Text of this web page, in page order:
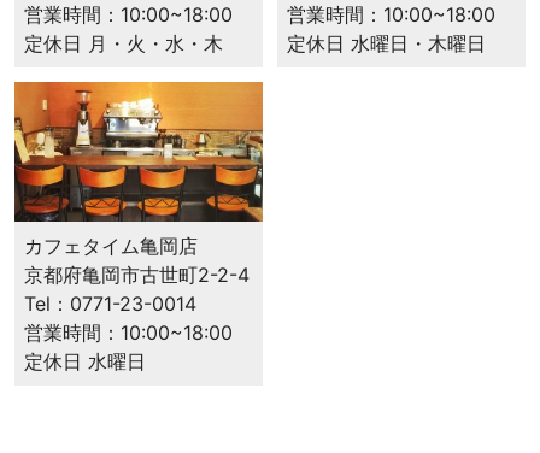
営業時間：10:00~18:00
定休日 月・火・水・木
営業時間：10:00~18:00
定休日 水曜日・木曜日
カフェタイム⻲岡店
京都府⻲岡市古世町2-2-4
Tel：0771-23-0014
営業時間：10:00~18:00
定休日 水曜日